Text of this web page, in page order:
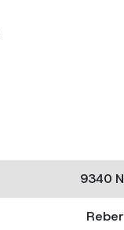
9340 N
Reber